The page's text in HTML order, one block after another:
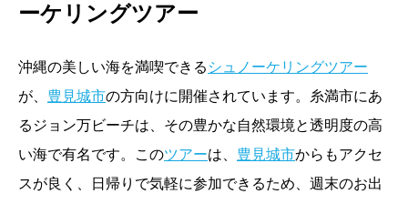
ーケリングツアー
沖縄の美しい海を満喫できる シュノーケリングツアー
が、 豊見城市の方向けに開催されています。糸満市にあ
るジョン万ビーチは、その豊かな自然環境と透明度の高
い海で有名です。このツアーは、 豊見城市からもアクセ
スが良く、日帰りで気軽に参加できるため、週末のお出